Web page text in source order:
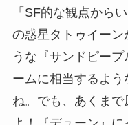
「SF的な観点から
の惑星タトゥイーン
うな『サンドピー
ームに相当するよう
ね。でも、あくま